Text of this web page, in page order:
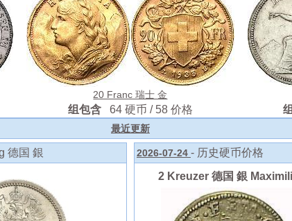
20 Franc 瑞士 金
组包含 64 硬币 / 58 价格
最近更新
德国 銀 2026-07-24 - 历史硬币价格
2 Kreuzer 德国 銀